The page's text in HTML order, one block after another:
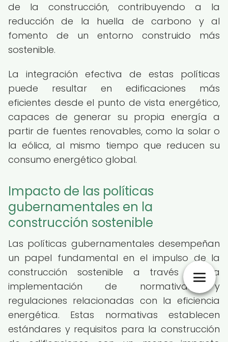
de la construcción, contribuyendo a la
reducción de la huella de carbono y al
fomento de un entorno construido más
sostenible.
La integración efectiva de estas políticas
puede resultar en edificaciones más
eficientes desde el punto de vista energético,
capaces de generar su propia energía a
partir de fuentes renovables, como la solar o
la eólica, al mismo tiempo que reducen su
consumo energético global.
Impacto de las políticas
gubernamentales en la
construcción sostenible
Las políticas gubernamentales desempeñan
un papel fundamental en el impulso de la
construcción sostenible a través de la
implementación de normativas y
regulaciones relacionadas con la eficiencia
energética. Estas normativas establecen
estándares y requisitos para la construcción